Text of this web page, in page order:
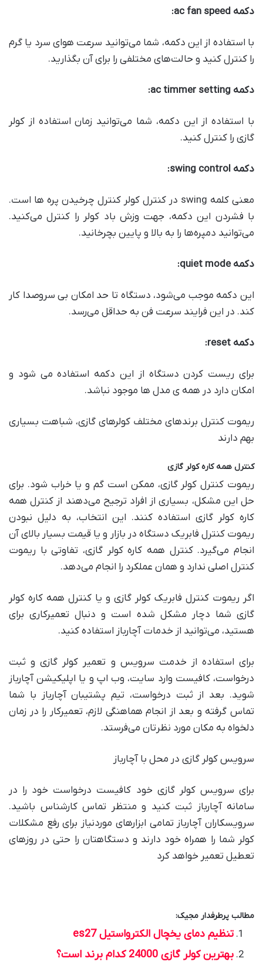
دکمه
با استفاده از این دکمه، شما می‌توانید سرعت هوای سرد یا گرم
را کنترل کنید و حالت‌های مختلفی را برای آن بگذارید.
دکمه
با استفاده از این دکمه، شما می‌توانید زمان استفاده از کولر
گازی را کنترل کنید.
دکمه
معنی کلمه swing در کنترل کولر کنترل چرخیدن پره ها است.
با فشردن این دکمه، جهت وزش باد کولر را کنترل می‌کنید.
می‌توانید دمپر‌ه‌ها را به بالا و پایین بچرخانید.
دکمهquiet mode:
این دکمه موجب می‌شود، دستگاه تا حد امکان بی سروصدا کار
کند. در این فرایند سرعت فن به حداقل می‌رسد.
دکمه
برای ریست کردن دستگاه از این دکمه استفاده می شود و
امکان دارد در همه ی مدل ها موجود نباشد.
ریموت کنترل برند‌های مختلف کولر‌های گازی، شباهت بسیاری
بهم دارند
کنترل همه کاره کولر گازی
ریموت کنترل کولر گازی، ممکن است گم و یا خراب شود. برای
حل این مشکل، بسیاری از افراد ترجیح می‌دهند از کنترل همه
کاره کولر گازی استفاده کنند. این انتخاب، به دلیل نبودن
ریموت کنترل فابریک دستگاه در بازار و یا قیمت بسیار بالای آن
انجام می‌گیرد. کنترل همه کاره کولر گازی، تفاوتی با ریموت
کنترل اصلی ندارد و همان عملکرد را انجام می‌دهد.
اگر ریموت کنترل فابریک کولر گازی و یا کنترل همه کاره کولر
گازی شما دچار مشکل شده است و دنبال تعمیرکاری برای
هستید، می‌توانید از خدمات آچارباز استفاده کنید.
برای استفاده از خدمت سرویس و تعمیر کولر گازی و ثبت
درخواست، کافیست وارد سایت، وب اپ و یا اپلیکیشن آچارباز
شوید. بعد از ثبت درخواست، تیم پشتیبان آچارباز با شما
تماس گرفته و بعد از انجام هماهنگی لازم، تعمیرکار را در زمان
دلخواه به مکان مورد نظرتان می‌فرستد.
سرویس کولر گازی در محل با آچارباز
برای سرویس کولر گازی خود کافیست درخواست خود را در
سامانه آچارباز ثبت کنید و منتظر تماس کارشناس باشید.
سرویسکاران آچارباز تمامی ابزارهای موردنیاز برای رفع مشکلات
کولر شما را همراه خود دارند و دستگاهتان را حتی در روزهای
تعطیل تعمیر خواهد کرد
مطالب پرطرفدار مجیک:
تنظیم دمای یخچال الکترواستیل es27
بهترین کولر گازی 24000 کدام برند است؟